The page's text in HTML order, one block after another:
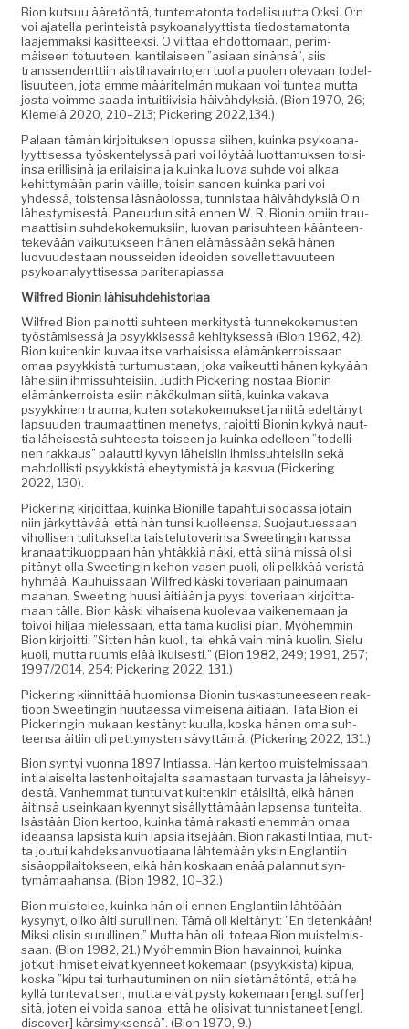
Bion kut­suu ääretön­tä, tun­tem­aton­ta todel­lisu­ut­ta O:ksi. O:n
voi ajatel­la per­in­teistä psyko­ana­lyyt­tista tiedostam­a­ton­ta
laa­jem­mak­si käsit­teek­si. O viit­taa ehdot­tomaan, per­im­
mäiseen totu­u­teen, kan­ti­laiseen ”asi­aan sinän­sä”, siis
transsendent­ti­in ais­ti­havain­to­jen tuol­la puolen ole­vaan todel­
lisu­u­teen, jota emme määritelmän mukaan voi tun­tea mut­ta
jos­ta voimme saa­da intu­iti­ivisia häivähdyk­siä. (Bion 1970, 26;
Klemelä 2020, 210–213; Pick­er­ing 2022,134.)
Palaan tämän kir­joituk­sen lopus­sa siihen, kuin­ka psyko­ana­
lyyt­tises­sa työsken­telyssä pari voi löytää luot­ta­muk­sen toisi­
in­sa eril­lis­inä ja eri­laisi­na ja kuin­ka luo­va suhde voi alkaa
kehit­tymään parin välille, toisin sanoen kuin­ka pari voi
yhdessä, tois­t­en­sa läs­näolos­sa, tun­nistaa häivähdyk­siä O:n
läh­estymis­es­tä. Paneudun sitä ennen W. R. Bion­in omi­in trau­
maat­tisi­in suhdekoke­muk­si­in, luo­van parisuh­teen kään­teen­
tekevään vaiku­tuk­seen hänen elämässään sekä hänen
luovu­ud­estaan nous­sei­den ideoiden sovel­let­tavu­u­teen
psyko­ana­lyyt­tises­sa pariterapiassa.
Wil­fred Bion­in lähisuhdehistoriaa
Wil­fred Bion pain­ot­ti suh­teen merk­i­tys­tä tun­nekoke­musten
työstämisessä ja psyykkisessä kehi­tyk­sessä (Bion 1962, 42).
Bion kuitenkin kuvaa itse varhai­sis­sa elämänker­rois­saan
omaa psyykkistä tur­tu­mus­taan, joka vaikeut­ti hänen kykyään
läheisi­in ihmis­suhteisi­in. Judith Pick­er­ing nos­taa Bion­in
elämänker­roista esi­in näkökul­man siitä, kuin­ka vaka­va
psyykki­nen trau­ma, kuten sotakoke­muk­set ja niitä edeltänyt
lap­su­u­den trau­maat­ti­nen mene­tys, rajoit­ti Bion­in kykyä naut­
tia läheis­es­tä suh­teesta toiseen ja kuin­ka edelleen ”todel­li­
nen rakkaus” palaut­ti kyvyn läheisi­in ihmis­suhteisi­in sekä
mah­dol­listi psyykkistä ehey­tymistä ja kasvua (Pick­er­ing
2022, 130).
Pick­er­ing kir­joit­taa, kuin­ka Bion­ille tapah­tui sodas­sa jotain
niin järkyt­tävää, että hän tun­si kuolleen­sa. Suo­jautues­saan
vihol­lisen tuli­tuk­selta tais­te­lu­toverin­sa Sweetingin kanssa
kranaat­tikuop­paan hän yhtäkkiä näki, että siinä mis­sä olisi
pitänyt olla Sweetingin kehon vasen puoli, oli pelkkää veristä
hyh­mää. Kauhuis­saan Wil­fred käs­ki tove­ri­aan painu­maan
maa­han. Sweet­ing huusi äitiään ja pyysi tove­ri­aan kir­joit­ta­
maan tälle. Bion käs­ki vihaise­na kuol­e­vaa vaiken­e­maan ja
toivoi hil­jaa mielessään, että tämä kuolisi pian. Myöhem­min
Bion kir­joit­ti: ”Sit­ten hän kuoli, tai ehkä vain minä kuolin. Sielu
kuoli, mut­ta ruumis elää ikuis­es­ti.” (Bion 1982, 249; 1991, 257;
1997/2014, 254; Pick­er­ing 2022, 131.)
Pick­er­ing kiin­nit­tää huomion­sa Bion­in tuskas­tuneeseen reak­
tioon Sweetingin huu­taes­sa viimeisenä äitiään. Tätä Bion ei
Pick­eringin mukaan kestänyt kuul­la, kos­ka hänen oma suh­
teen­sa äiti­in oli pet­tymys­ten sävyt­tämä. (Pick­er­ing 2022, 131.)
Bion syn­tyi vuon­na 1897 Inti­as­sa. Hän ker­too muis­telmis­saan
intialaiselta las­ten­hoita­jal­ta saa­mas­taan tur­vas­ta ja läheisyy­
destä. Van­hem­mat tun­tu­i­v­at kuitenkin etäisiltä, eikä hänen
äitin­sä useinkaan kyen­nyt sisäl­lyt­tämään lapsen­sa tun­tei­ta.
Isästään Bion ker­too, kuin­ka tämä rakasti enem­män omaa
ideaansa lap­sista kuin lap­sia itse­jään. Bion rakasti Inti­aa, mut­
ta jou­tui kahdek­san­vuo­ti­aana lähtemään yksin Englan­ti­in
sisäop­pi­laitok­seen, eikä hän koskaan enää palan­nut syn­
tymä­maa­hansa. (Bion 1982, 10–32.)
Bion muis­telee, kuin­ka hän oli ennen Englan­ti­in lähtöään
kysynyt, oliko äiti surulli­nen. Tämä oli kieltänyt: ”En tietenkään!
Mik­si olisin surulli­nen.” Mut­ta hän oli, toteaa Bion muis­telmis­
saan. (Bion 1982, 21.) Myöhem­min Bion havain­noi, kuin­ka
jotkut ihmiset eivät kyen­neet koke­maan (psyykkistä) kipua,
kos­ka ”kipu tai turhau­tu­mi­nen on niin sietämätön­tä, että he
kyl­lä tun­te­vat sen, mut­ta eivät pysty koke­maan [engl. suf­fer]
sitä, joten ei voi­da sanoa, että he oli­si­vat tun­nista­neet [engl.
dis­cov­er] kär­simyk­sen­sä”. (Bion 1970, 9.)